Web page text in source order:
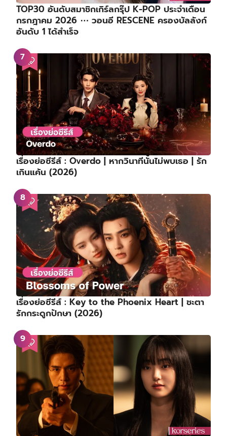
TOP30 อันดับสมาชิกเกิร์ลกรุ๊ป K-POP ประจำเดือน
กรกฎาคม 2026 ⋯ วอนอี RESCENE ครองบัลลังก์
อันดับ 1 ได้สำเร็จ
เรื่องย่อซีรีส์ : Overdo | หากวินาทีนั้นไม่พบเธอ | รัก
เกินแค้น (2026)
เรื่องย่อซีรีส์ : Key to the Phoenix Heart | ชะตา
รักกระดูกปักษา (2026)